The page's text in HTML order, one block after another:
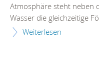
Atmosphäre steht neben
Wasser die gleichzeitige
Weiterlesen